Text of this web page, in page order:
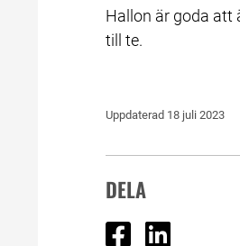
Hallon är goda att
till te.
Uppdaterad 18 juli 2023
DELA
Dela